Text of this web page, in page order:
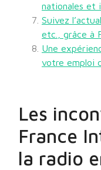
nationales et
Suivez
etc., grâce à
Une
votre emploi
Les
France
la radio